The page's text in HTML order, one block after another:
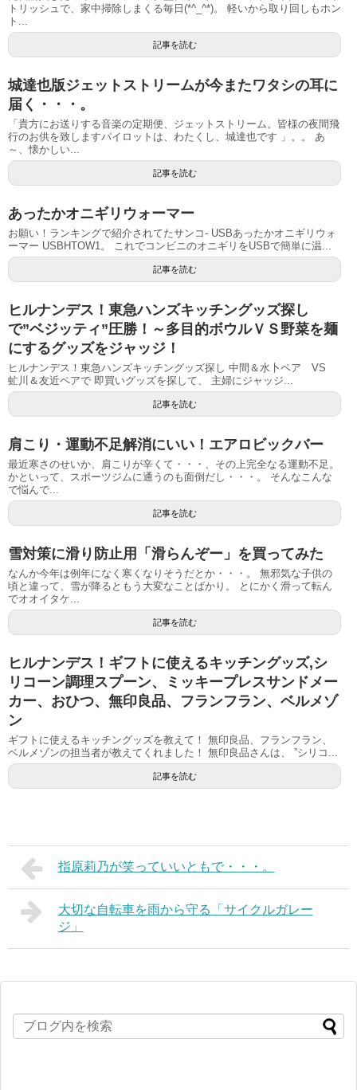
トリッシュで、家中掃除しまくる毎日(*^_^*)。 軽いから取り回しもホン
ト...
記事を読む
城達也版ジェットストリームが今またワタシの耳に
届く・・・。
「貴方にお送りする音楽の定期便、ジェットストリーム。皆様の夜間飛
行のお供を致しますパイロットは、わたくし、城達也です 」。。 あ
～、懐かしい...
記事を読む
あったかオニギリウォーマー
お願い！ランキングで紹介されてたサンコ- USBあったかオニギリウォ
ーマー USBHTOW1。 これでコンビニのオニギリをUSBで簡単に温...
記事を読む
ヒルナンデス！東急ハンズキッチングッズ探し
で”ベジッティ”圧勝！～多目的ボウルＶＳ野菜を麺
にするグッズをジャッジ！
ヒルナンデス！東急ハンズキッチングッズ探し 中間＆水卜ペア VS
虻川＆友近ペアで 即買いグッズを探して、 主婦にジャッジ...
記事を読む
肩こり・運動不足解消にいい！エアロビックバー
最近寒さのせいか、肩こりが辛くて・・・、その上完全なる運動不足。
かといって、スポーツジムに通うのも面倒だし・・・。 そんなこんな
で悩んで...
記事を読む
雪対策に滑り防止用「滑らんぞー」を買ってみた
なんか今年は例年になく寒くなりそうだとか・・・。 無邪気な子供の
頃と違って、雪が降るともう大変なことばかり。 とにかく滑って転ん
でオオイタケ...
記事を読む
ヒルナンデス！ギフトに使えるキッチングッズ,シ
リコーン調理スプーン、ミッキープレスサンドメー
カー、おひつ、無印良品、フランフラン、ベルメゾ
ン
ギフトに使えるキッチングッズを教えて！ 無印良品、フランフラン、
ベルメゾンの担当者が教えてくれました！ 無印良品さんは、 ”シリコ...
記事を読む
指原莉乃が笑っていいともで・・・。
大切な自転車を雨から守る「サイクルガレー
ジ」